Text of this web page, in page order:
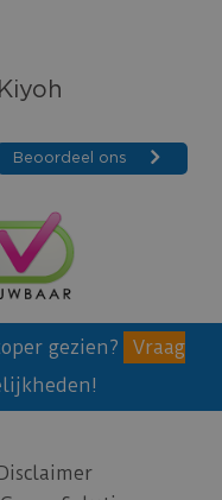
gezien?
Vraag